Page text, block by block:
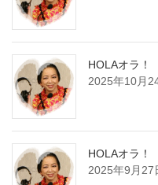
HOLAオラ！
2025年10月
HOLAオラ！
2025年9月27